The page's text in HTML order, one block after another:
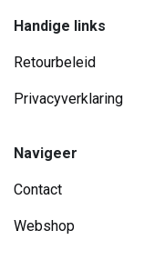
Handige links
Retourbeleid
Privacyverklaring
Navigeer
Contact
Webshop